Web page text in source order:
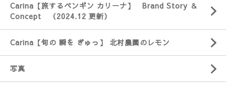
Carina【旅するペンギン カリーナ】 Brand Story ＆
Concept （2024.12 更新）
Carina【旬の 瞬を ぎゅっ】 北村農園のレモン
写真